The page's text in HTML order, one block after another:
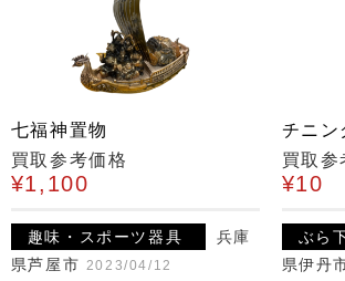
七福神置物
買取参考価格
¥1,100
趣味・スポーツ器具
兵庫
県芦屋市 2023/04/12
チニン
買取参
¥10
ぶら
県伊丹